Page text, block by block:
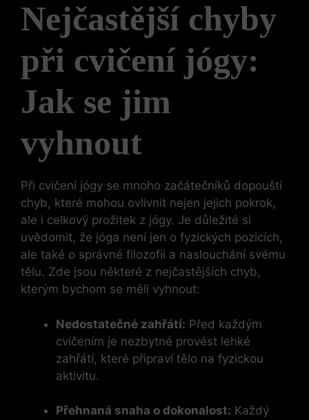
Nejčastější chyby
při cvičení jógy:
Jak se jim
vyhnout
Při cvičení jógy se ⁣mnoho začátečníků ⁣dopouští​
chyb, které mohou ovlivnit nejen jejich pokrok,
ale i celkový prožitek z jógy. Je důležité ​si⁣
uvědomit, ⁣že jóga není jen o fyzických‍ pozicích,
ale také o správné filozofii a naslouchání‍ svému
tělu. Zde jsou některé z nejčastějších‍ chyb,
kterým⁤ bychom se měli vyhnout:
Nedostatečné‌ zahřátí: Před každým‌
cvičením je⁤ nezbytné provést ​lehké
zahřátí, které ⁤připraví tělo na fyzickou
aktivitu.
Přehnaná snaha o​ dokonalost: ‌Každý